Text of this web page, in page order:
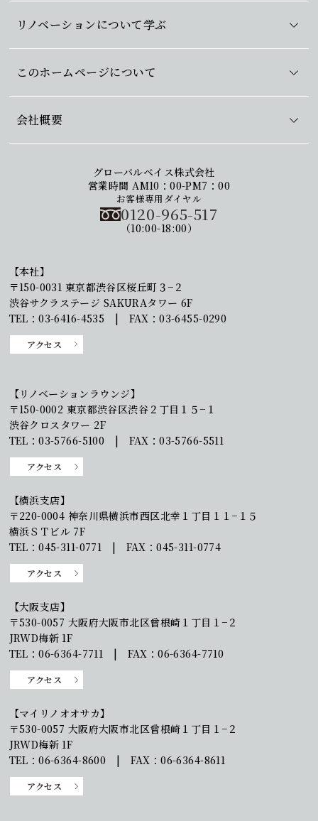
リノベーションについて学ぶ
このホームページについて
会社概要
グローバルベイス株式会社
営業時間 AM10：00-PM7：00
お客様専用ダイヤル
0120-965-517
（10:00-18:00）
【本社】
〒150-0031 東京都渋谷区桜丘町３−２
渋谷サクラステージ SAKURAタワー 6F
TEL：03-6416-4535 | FAX：03-6455-0290
アクセス
【リノベーションラウンジ】
〒150-0002 東京都渋谷区渋谷２丁目１５−１
渋谷クロスタワー 2F
TEL：03-5766-5100 | FAX：03-5766-5511
アクセス
【横浜支店】
〒220-0004 神奈川県横浜市西区北幸１丁目１１−１５
横浜ＳＴビル 7F
TEL：045-311-0771 | FAX：045-311-0774
アクセス
【大阪支店】
〒530-0057 大阪府大阪市北区曾根崎１丁目１−２
JRWD梅新 1F
TEL：06-6364-7711 | FAX：06-6364-7710
アクセス
【マイリノオオサカ】
〒530-0057 大阪府大阪市北区曾根崎１丁目１−２
JRWD梅新 1F
TEL：06-6364-8600 | FAX：06-6364-8611
アクセス